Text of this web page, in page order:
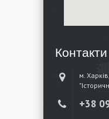
Контакти
м.
+38